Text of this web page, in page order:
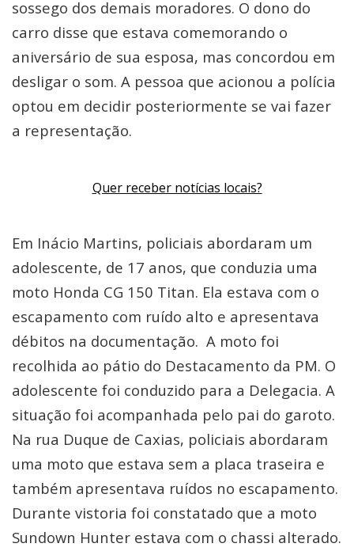
sossego dos demais moradores. O dono do
carro disse que estava comemorando o
aniversário de sua esposa, mas concordou em
desligar o som. A pessoa que acionou a polícia
optou em decidir posteriormente se vai fazer
a representação.
Quer receber notícias locais?
Em Inácio Martins, policiais abordaram um
adolescente, de 17 anos, que conduzia uma
moto Honda CG 150 Titan. Ela estava com o
escapamento com ruído alto e apresentava
débitos na documentação. A moto foi
recolhida ao pátio do Destacamento da PM. O
adolescente foi conduzido para a Delegacia. A
situação foi acompanhada pelo pai do garoto.
Na rua Duque de Caxias, policiais abordaram
uma moto que estava sem a placa traseira e
também apresentava ruídos no escapamento.
Durante vistoria foi constatado que a moto
Sundown Hunter estava com o chassi alterado.